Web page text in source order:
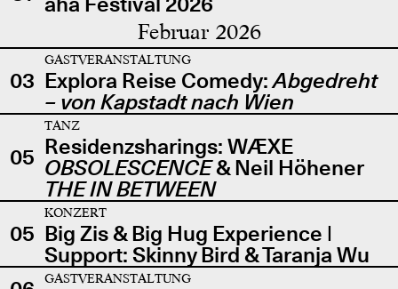
Februar 2026
03
GASTVERANSTALTUNG
Explora Reise Comedy:Abgedreht
– von Kapstadt nach Wien
05
TANZ
Residenzsharings: WÆXE
OBSOLESCENCE& Neil Höhener
THE IN BETWEEN
05
KONZERT
Big Zis & Big Hug Experience |
Support: Skinny Bird & Taranja Wu
GASTVERANSTALTUNG